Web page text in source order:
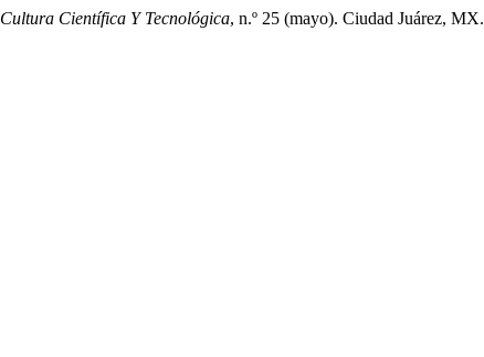
Cultura Científica Y Tecnológica, n.º 25 (mayo). Ciudad Juárez, MX.